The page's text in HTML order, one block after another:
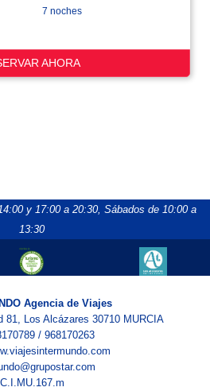
7 noches
AHORA
y 17:00 a 20:30, Sábados de 10:00 a
13:30
Agencia de Viajes
81, Los Alcázares 30710 MURCIA
/ 968170263
C.I.MU.167.m